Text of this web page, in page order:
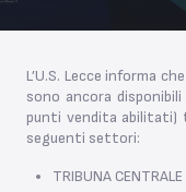
L’U.S. Lecce informa
sono ancora
punti vendita abilitati)
seguenti settori:
TRIBUNA CENTRALE